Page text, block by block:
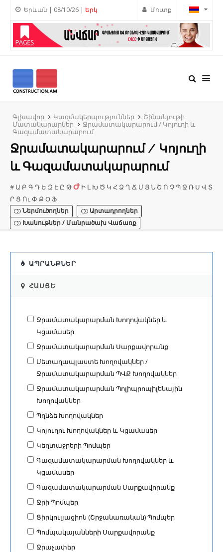
Մուտք
Երևան | 08/10/26 | Երկ
Գլխավոր Կազմակերպություններ
Շինանյութի
Մատակարարներ
Ջրամատակարարում / Կոյուղի և
Գազամատակարարում
Ջրամատակարարում / Կոյուղի
և Գազամատակարարում
# Ա Բ ԳԴ Ե Զ Է Ը ԹԺ Ի Լ Խ Ծ Կ Հ Ձ ՂՃ Մ ՅՆ Շ Ո ՉՊ Ջ Ռ Ս Վ Տ
Ր Ց ՈւՓ Ք ՕՖ
Ներմուծողներ
Արտադրողներ
Խանութներ / Մանրածախ Վաճառք
ԱՊՐԱՆՔՆԵՐ
ՀԱՍՑԵ
Ջրամատակարարման Խողովակներ և
Կցամասեր
Ջրամատակարարման Սարքավորանք
Մետաղապլաստե Խողովակներ /
Ջրամատակարարման ՊՎՔ Խողովակներ
Ջրամատակարարման Պոլիպրոպիլենային
Խողովակներ
Պղնձե Խողովակներ
Կոյուղու Խողովակներ և Կցամասեր
Կեղտաջրերի Պոմպեր
Գազամատակարարման Խողովակներ և
Կցամասեր
Գազամատակարարման Սարքավորանք
Ջրի Պոմպեր
Ցիրկուլյացիոն (Շրջանառական) Պոմպեր
Պոմպակայանների Սարքավորանք
Ջրաչափեր